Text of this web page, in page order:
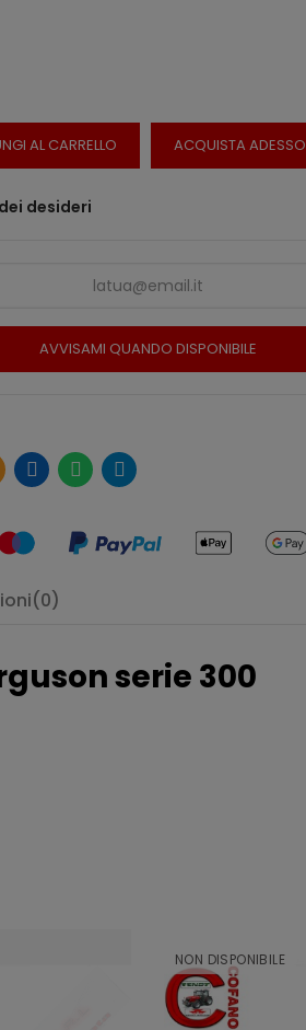
AL CARRELLO ACQUISTA ADESSO
desideri
AVVISAMI QUANDO DISPONIBILE
serie 300
NON DISPONIBILE